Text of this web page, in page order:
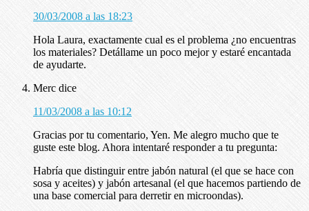
30/03/2008 a las 18:23
Hola Laura, exactamente cual es el problema ¿no encuentras
los materiales? Detállame un poco mejor y estaré encantada
de ayudarte.
Merc dice
11/03/2008 a las 10:12
Gracias por tu comentario, Yen. Me alegro mucho que te
guste este blog. Ahora intentaré responder a tu pregunta:
Habría que distinguir entre jabón natural (el que se hace con
sosa y aceites) y jabón artesanal (el que hacemos partiendo de
una base comercial para derretir en microondas).